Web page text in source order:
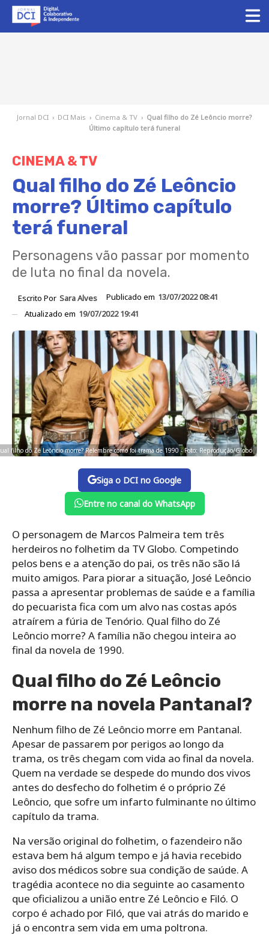
Jornal DCI › DCI Mais › Cinema & TV › Qual filho do Zé Leôncio morre?
Último capítulo terá funeral
CINEMA & TV
Qual filho do Zé Leôncio
morre? Último capítulo
terá funeral
Personagens vão passar por momento
de luta no final da novela.
Escrito Por Sara Alves Publicado em 13/07/2022 08:41
Atualizado em 19/07/2022 19:41
filho do Zé Leôncio morre? Relembre como foi trama de 1990 - Foto: Reprodução/Globo
Siga o DCI no Google
Entre no canal do WhatsApp
O personagem de Marcos Palmeira tem três
herdeiros no folhetim da TV Globo. Competindo
pelos bens e a atenção do pai, os três não são lá
muito amigos. Para piorar a situação, José Leôncio
passa a apresentar problemas de saúde e a família
do pecuarista fica com um alvo nas costas após
atraírem a fúria de Tenório. Qual filho do Zé
Leôncio morre? A família não chegou inteira ao
final da novela de 1990.
Qual filho do Zé Leôncio
morre na novela Pantanal?
Nenhum filho de Zé Leôncio morre em Pantanal.
Apesar de passarem por perigos ao longo da
trama, os três chegam com vida ao final da novela.
Quem na verdade se despede do mundo dos vivos
antes do desfecho do folhetim é o próprio Zé
Leôncio, que sofre um infarto fulminante no último
capítulo da trama.
Na versão original do folhetim, o fazendeiro não
estava bem há algum tempo e já havia recebido
aviso dos médicos sobre sua condição de saúde. A
tragédia acontece no dia seguinte ao casamento
que oficializou a união entre Zé Leôncio e Filó. O
corpo é achado por Filó, que vai atrás do marido e
já o encontra sem vida em uma poltrona.